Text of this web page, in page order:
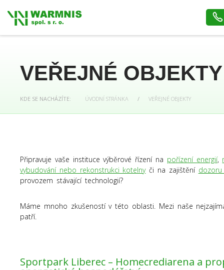
VEŘEJNÉ OBJEKTY
KDE SE NACHÁZÍTE: ÚVODNÍ STRÁNKA / VEŘEJNÉ OBJEKTY
Připravuje vaše instituce výběrové řízení na pořízení energií,
vybudování nebo rekonstrukci kotelnyči na zajištění
provozem stávající technologií?
Máme mnoho zkušeností v této oblasti. Mezi naše
patří.
Sportpark Liberec – Homecrediarena a